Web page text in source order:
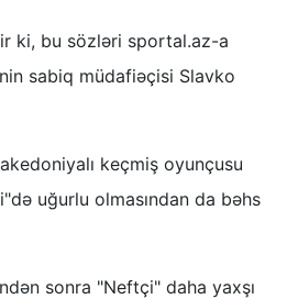
ki, bu sözləri sportal.az-a
sabiq müdafiəçisi Slavko
keçmiş oyunçusu
uğurlu olmasından da bəhs
sonra "Neftçi" daha yaxşı